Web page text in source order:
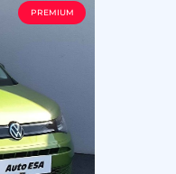
PREMIUM